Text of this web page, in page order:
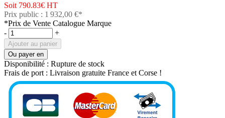
Soit 790.83€ HT
Prix public : 1 932,00 €*
*Prix de Vente Catalogue Marque
-
+
Ajouter au panier
Ou payer en
Disponibilité : Rupture de stock
Frais de port : Livraison gratuite France et Corse !